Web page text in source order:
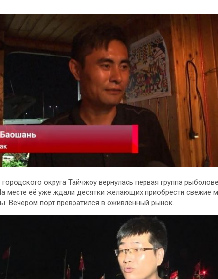
городского округа Тайчжоу вернулась первая группа
месте её уже ждали десятки желающих приобрести свежие
Вечером порт превратился в оживлённый рынок.